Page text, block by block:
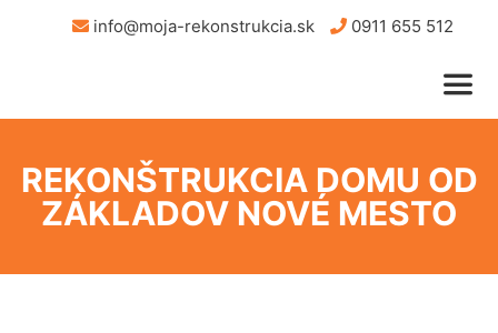
info@moja-rekonstrukcia.sk 0911 655 512
REKONŠTRUKCIA DOMU OD
ZÁKLADOV NOVÉ MESTO